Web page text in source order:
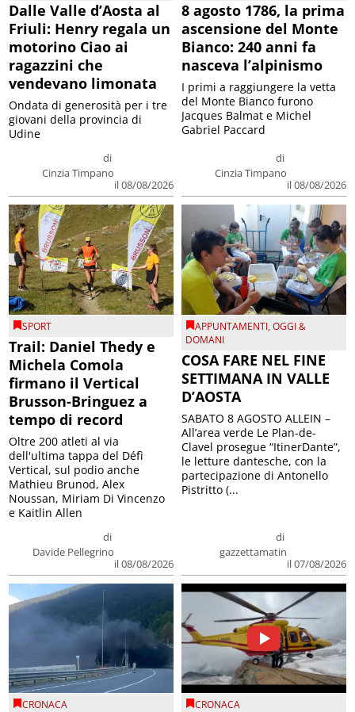
Dalle Valle d’Aosta al
Friuli: Henry regala un
motorino Ciao ai
ragazzini che
vendevano limonata
di
Cinzia Timpano
il 08/08/2026
Ondata di generosità per i tre
giovani della provincia di
Udine
8 agosto 1786, la prima
ascensione del Monte
Bianco: 240 anni fa
nasceva l’alpinismo
di
Cinzia Timpano
il 08/08/2026
I primi a raggiungere la vetta
del Monte Bianco furono
Jacques Balmat e Michel
Gabriel Paccard
SPORT
Trail: Daniel Thedy e
Michela Comola
firmano il Vertical
Brusson-Bringuez a
tempo di record
di
Davide Pellegrino
il 08/08/2026
Oltre 200 atleti al via
dell'ultima tappa del Défì
Vertical, sul podio anche
Mathieu Brunod, Alex
Noussan, Miriam Di Vincenzo
e Kaitlin Allen
APPUNTAMENTI,OGGI &
DOMANI
COSA FARE NEL FINE
SETTIMANA IN VALLE
D’AOSTA
di
gazzettamatin
il 07/08/2026
SABATO 8 AGOSTO ALLEIN –
All’area verde Le Plan-de-
Clavel prosegue “ItinerDante”,
le letture dantesche, con la
partecipazione di Antonello
Pistritto (...
CRONACA CRONACA